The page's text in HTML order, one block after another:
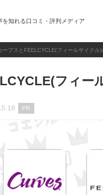
を知れる口コミ・評判メディア
ーブスとFEELCYCLE(フィールサイクル
フィー
PR